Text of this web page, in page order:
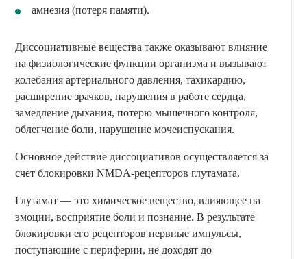
амнезия (потеря памяти).
Диссоциативные вещества также оказывают влияние
на физиологические функции организма и вызывают
колебания артериального давления, тахикардию,
расширение зрачков, нарушения в работе сердца,
замедление дыхания, потерю мышечного контроля,
облегчение боли, нарушение мочеиспускания.
Основное действие диссоциативов осуществляется за
счет блокировки NMDA-рецепторов глутамата.
Глутамат — это химическое вещество, влияющее на
эмоции, восприятие боли и познание. В результате
блокировки его рецепторов нервные импульсы,
поступающие с периферии, не доходят до